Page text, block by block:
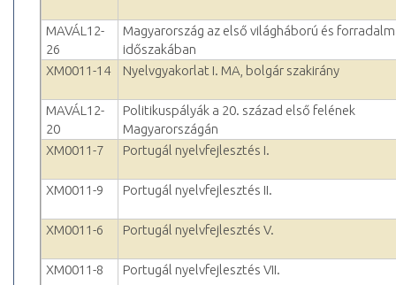
MAVÁL12-
26
Magyarország az első világháború és
időszakában
XM0011-14
Nyelvgyakorlat I. MA, bolgár szakirány
MAVÁL12-
20
Politikuspályák a 20. század első felének
Magyarországán
XM0011-7
Portugál nyelvfejlesztés I.
XM0011-9 Portugál nyelvfejlesztés II.
XM0011-6 Portugál nyelvfejlesztés V.
XM0011-8 Portugál nyelvfejlesztés VII.